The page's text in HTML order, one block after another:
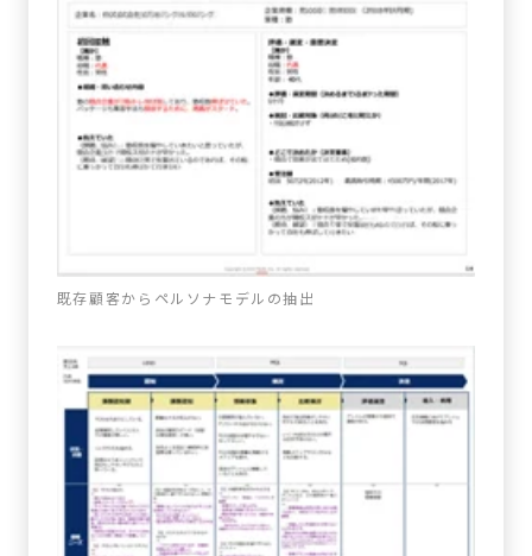
既存顧客からペルソナモデルの抽出